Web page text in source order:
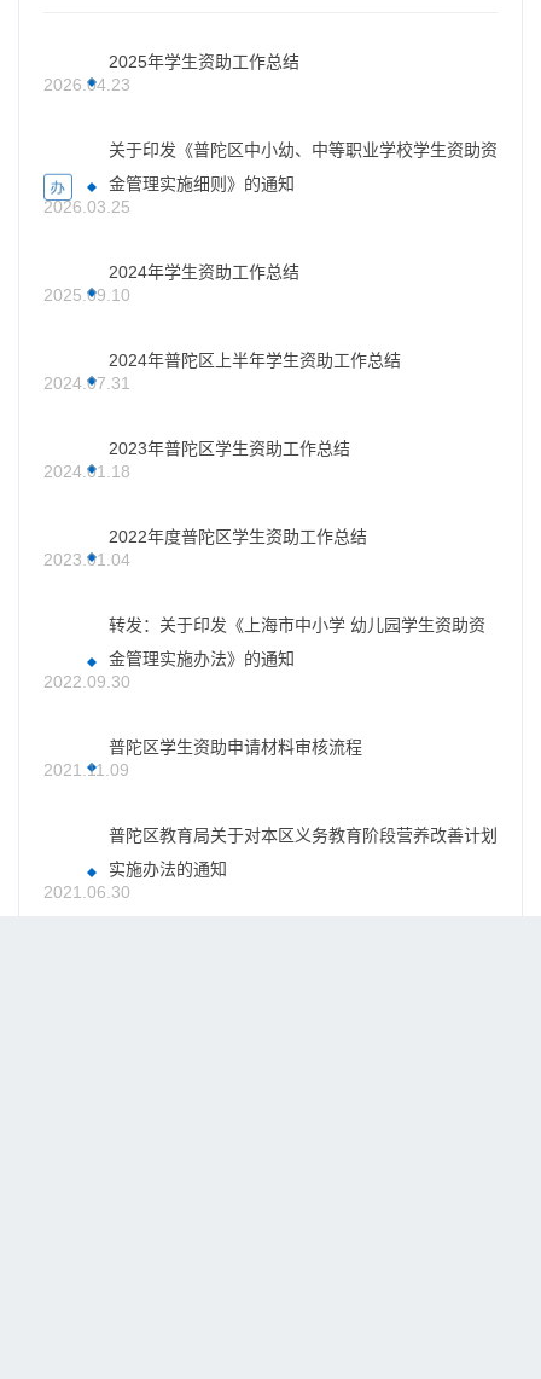
2025年学生资助工作总结
2026.04.23
关于印发《普陀区中小幼、中等职业学校学生资助资
金管理实施细则》的通知
2026.03.25
2024年学生资助工作总结
2025.09.10
2024年普陀区上半年学生资助工作总结
2024.07.31
2023年普陀区学生资助工作总结
2024.01.18
2022年度普陀区学生资助工作总结
2023.01.04
转发：关于印发《上海市中小学 幼儿园学生资助资
金管理实施办法》的通知
2022.09.30
普陀区学生资助申请材料审核流程
2021.11.09
普陀区教育局关于对本区义务教育阶段营养改善计划
实施办法的通知
2021.06.30